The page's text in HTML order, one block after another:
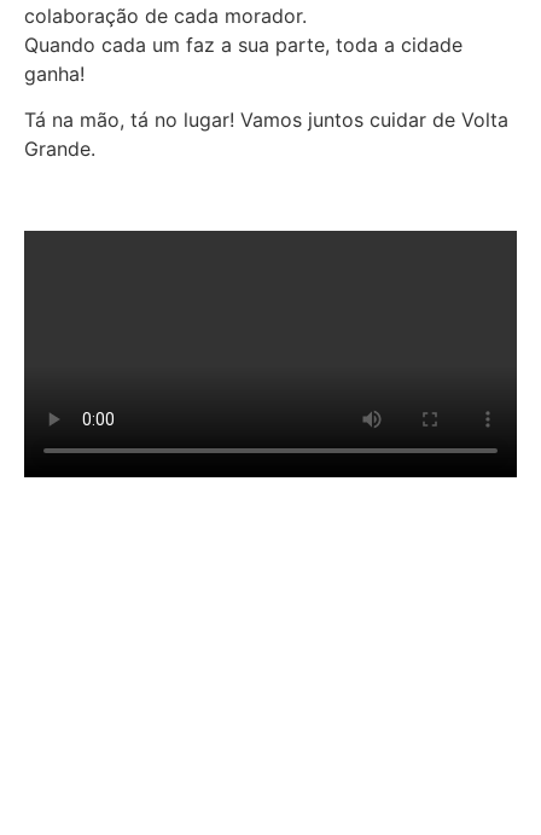
colaboração de cada morador.
Quando cada um faz a sua parte, toda a cidade
ganha!
Tá na mão, tá no lugar! Vamos juntos cuidar de Volta
Grande.